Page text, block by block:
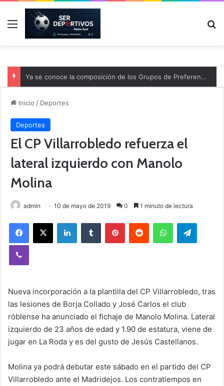
Menú
Ya se conoce la composición de los Grupos de Preferente y el calendario
Inicio / Deportes
Deportes
El CP Villarrobledo refuerza el
lateral izquierdo con Manolo
Molina
admin 10 de mayo de 2019 0 1 minuto de lectura
Nueva incorporación a la plantilla del CP Villarrobledo, tras
las lesiones de Borja Collado y José Carlos el club
róblense ha anunciado el fichaje de Manolo Molina. Lateral
izquierdo de 23 años de edad y 1.90 de estatura, viene de
jugar en La Roda y es del gusto de Jesús Castellanos.
Molina ya podrá debutar este sábado en el partido del CP
Villarrobledo ante el Madridejos. Los contratiempos en